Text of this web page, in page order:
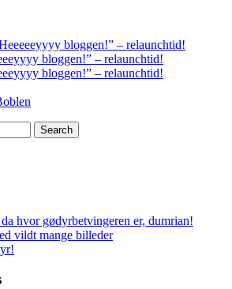
bloggen!” – relaunchtid!
bloggen!” – relaunchtid!
bloggen!” – relaunchtid!
hvor gødyrbetvingeren er, dumrian!
vildt mange billeder